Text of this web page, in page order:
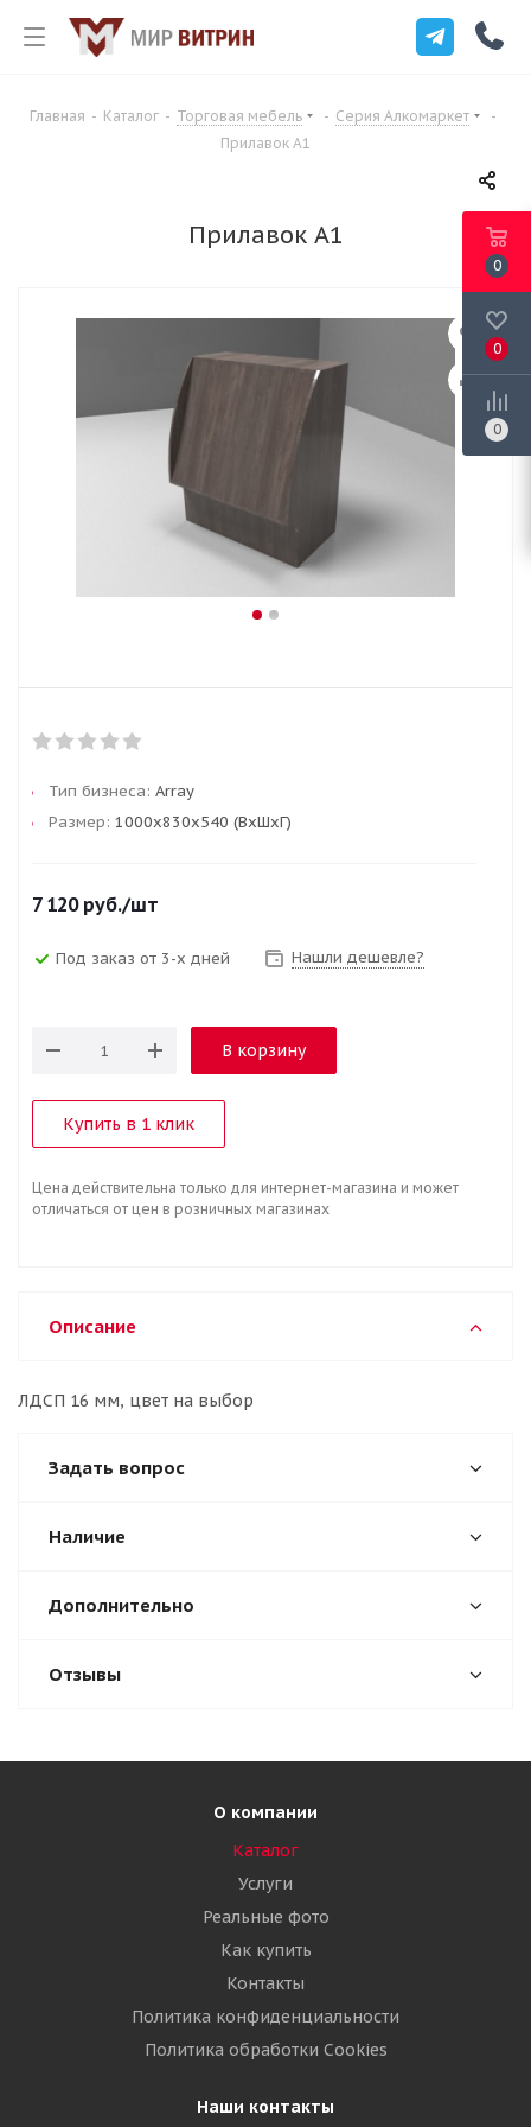
Главная - Каталог - Торговая мебель - Серия Алкомаркет
-
Прилавок А1
Прилавок А1
Тип бизнеса: Array
Размер: 1000х830х540 (ВхШхГ)
7 120руб./шт
Под заказ от 3-х дней Нашли дешевле?
В корзину
Купить в 1 клик
Цена действительна только для интернет-магазина и может
отличаться от цен в розничных магазинах
Описание
ЛДСП 16 мм, цвет на выбор
Задать вопрос
Наличие
Дополнительно
Отзывы
О компании
Каталог
Услуги
Реальные фото
Как купить
Контакты
Политика конфиденциальности
Политика обработки Cookies
Наши контакты
0
0
0